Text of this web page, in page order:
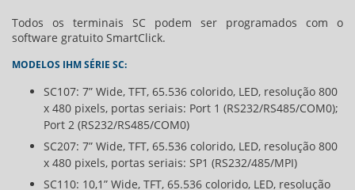
Todos os terminais SC podem ser programados com o
software gratuito SmartClick.
MODELOS IHM SÉRIE SC:
SC107: 7” Wide, TFT, 65.536 colorido, LED, resolução 800
x 480 pixels, portas seriais: Port 1 (RS232/RS485/COM0);
Port 2 (RS232/RS485/COM0)
SC207: 7” Wide, TFT, 65.536 colorido, LED, resolução 800
x 480 pixels, portas seriais: SP1 (RS232/485/MPI)
SC110: 10,1” Wide, TFT, 65.536 colorido, LED, resolução